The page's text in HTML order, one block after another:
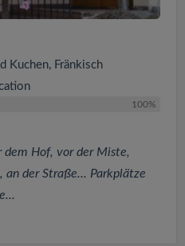
Kuchen, Fränkisch
100%
dem Hof, vor der Miste,
an der Straße... Parkplätze